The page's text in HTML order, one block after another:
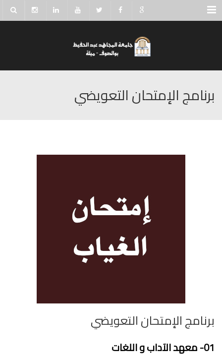
Menu
برنامج اﻹمتحان التعويضي
برنامج اﻹمتحان التعويضي
01- معهد الآداب و اللغات